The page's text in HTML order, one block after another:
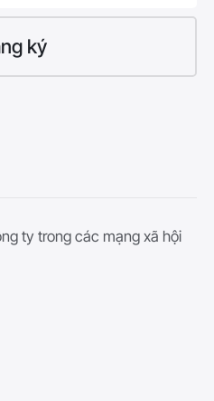
ty trong các mạng xã hội